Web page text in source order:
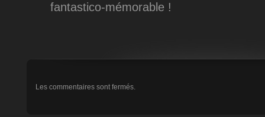
fantastico-mémorable !
Les commentaires sont fermés.